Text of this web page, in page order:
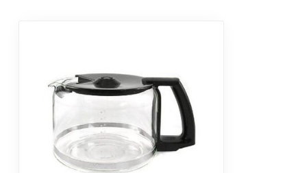
F1314210 (B)
F1314238 (B)
F1314299 (B)
F1314410 (B)